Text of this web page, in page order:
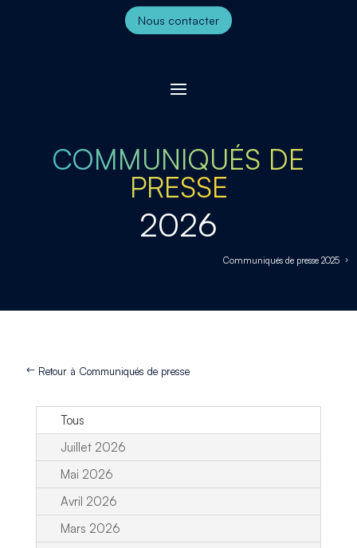
Nous contacter
COMMUNIQUÉS DE
PRESSE
2026
Communiqués de presse 2025
Retour à Communiqués de presse
Tous
Juillet 2026
Mai 2026
Avril 2026
Mars 2026